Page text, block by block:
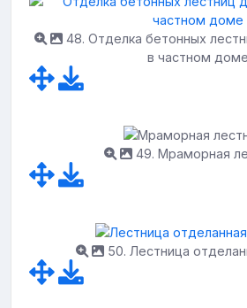
48. Отделка бетонных
в частном доме
49. Мраморная
50. Лестница